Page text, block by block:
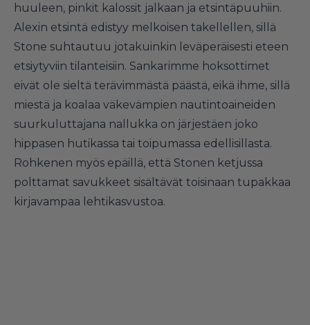
huuleen, pinkit kalossit jalkaan ja etsintäpuuhiin.
Alexin etsintä edistyy melkoisen takellellen, sillä
Stone suhtautuu jotakuinkin leväperäisesti eteen
etsiytyviin tilanteisiin. Sankarimme hoksottimet
eivät ole sieltä terävimmästä päästä, eikä ihme, sillä
miestä ja koalaa väkevämpien nautintoaineiden
suurkuluttajana nallukka on järjestäen joko
hippasen hutikassa tai toipumassa edellisillasta.
Rohkenen myös epäillä, että Stonen ketjussa
polttamat savukkeet sisältävät toisinaan tupakkaa
kirjavampaa lehtikasvustoa.